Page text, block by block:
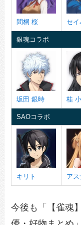
間桐 桜 セイ
銀魂コラボ
坂田 銀時 桂
SAOコラボ
キリト アス
今後も「【雀魂